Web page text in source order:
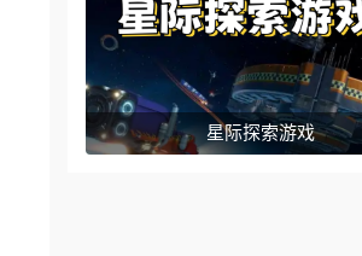
星际探索游戏